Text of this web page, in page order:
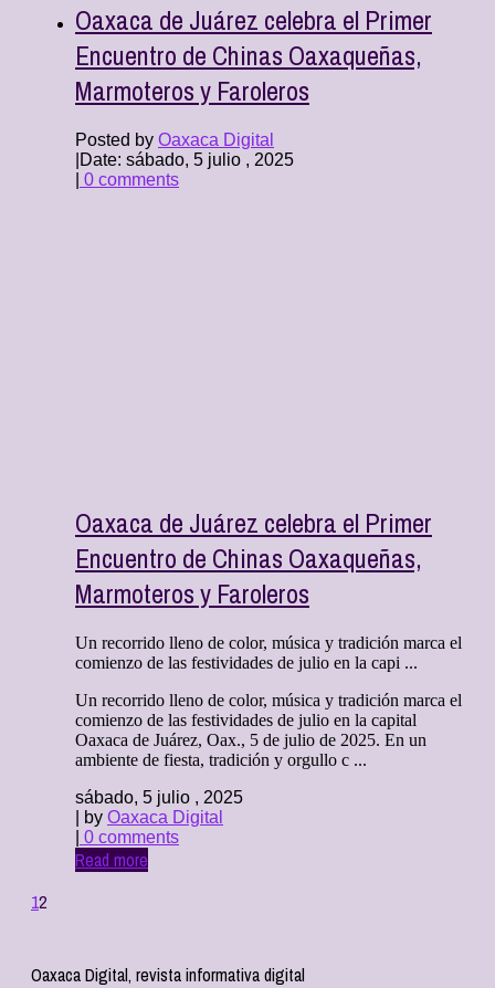
Oaxaca de Juárez celebra el Primer
Encuentro de Chinas Oaxaqueñas,
Marmoteros y Faroleros
Posted by Oaxaca Digital
Date: sábado, 5 julio , 2025
0 comments
Oaxaca de Juárez celebra el Primer
Encuentro de Chinas Oaxaqueñas,
Marmoteros y Faroleros
Un recorrido lleno de color, música y tradición marca el
comienzo de las festividades de julio en la capi ...
Un recorrido lleno de color, música y tradición marca el
comienzo de las festividades de julio en la capital
Oaxaca de Juárez, Oax., 5 de julio de 2025. En un
ambiente de fiesta, tradición y orgullo c ...
sábado, 5 julio , 2025
| by Oaxaca Digital
0 comments
Read more
12
Oaxaca Digital, revista informativa digital